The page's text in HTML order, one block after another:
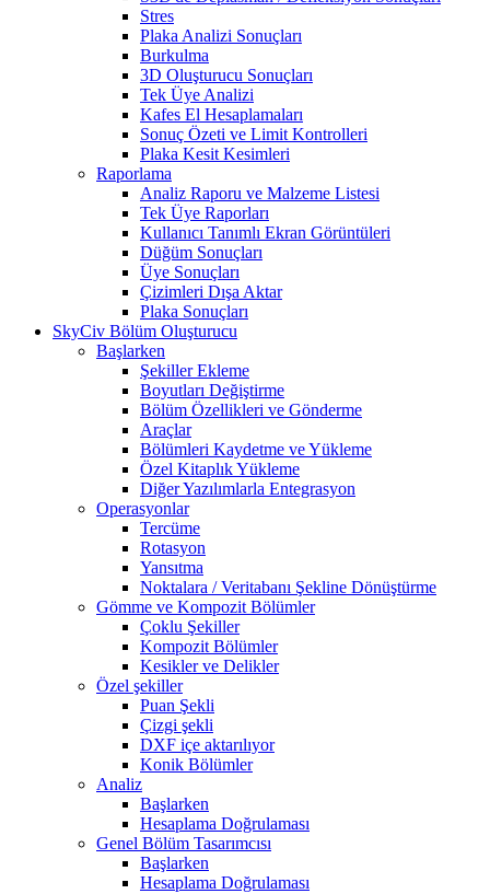
Stres
Plaka Analizi Sonuçları
Burkulma
3D Oluşturucu Sonuçları
Tek Üye Analizi
Kafes El Hesaplamaları
Sonuç Özeti ve Limit Kontrolleri
Plaka Kesit Kesimleri
Raporlama
Analiz Raporu ve Malzeme Listesi
Tek Üye Raporları
Kullanıcı Tanımlı Ekran Görüntüleri
Düğüm Sonuçları
Üye Sonuçları
Çizimleri Dışa Aktar
Plaka Sonuçları
SkyCiv Bölüm Oluşturucu
Başlarken
Şekiller Ekleme
Boyutları Değiştirme
Bölüm Özellikleri ve Gönderme
Araçlar
Bölümleri Kaydetme ve Yükleme
Özel Kitaplık Yükleme
Diğer Yazılımlarla Entegrasyon
Operasyonlar
Tercüme
Rotasyon
Yansıtma
Noktalara / Veritabanı Şekline Dönüştürme
Gömme ve Kompozit Bölümler
Çoklu Şekiller
Kompozit Bölümler
Kesikler ve Delikler
Özel şekiller
Puan Şekli
Çizgi şekli
DXF içe aktarılıyor
Konik Bölümler
Analiz
Başlarken
Hesaplama Doğrulaması
Genel Bölüm Tasarımcısı
Başlarken
Hesaplama Doğrulaması